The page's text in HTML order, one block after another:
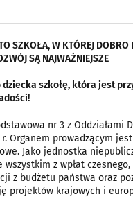
SZKOŁA, W KTÓREJ DOBRO
SĄ NAJWAŻNIEJSZE
szkołę, która jest
nr 3 z Oddziałami
Organem prowadzącym
Jako jednostka
z wpłat
z budżetu państwa oraz
projektów krajowych i